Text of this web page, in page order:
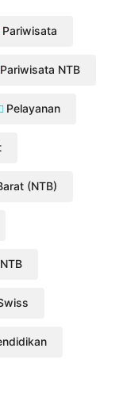
Pariwisata
Pariwisata NTB
Pelayanan
(NTB)